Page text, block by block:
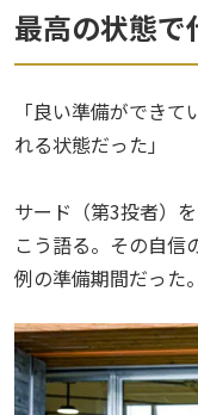
最高の状態で
「良い準備ができ
れる状態だった」
サード（第3投者）
こう語る。その自信
例の準備期間だった。